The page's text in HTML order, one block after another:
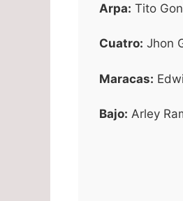
Arpa: Tito
Cuatro: Jhon
Maracas:
Bajo: Arley